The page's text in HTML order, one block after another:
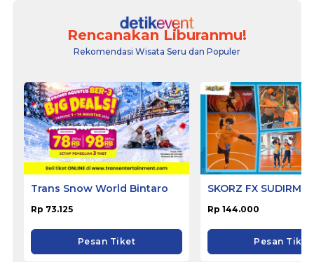
Rencanakan Liburanmu!
Rekomendasi Wisata Seru dan Populer
Trans Snow World Bintaro
Rp 73.125
Pesan Tiket
SKORZ FX
Rp 144.000
Pesan Tiket